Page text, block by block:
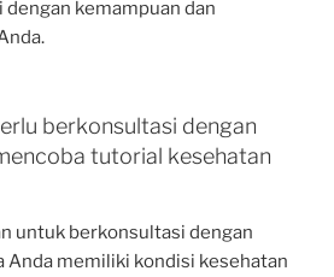
kemampuan dan
berkonsultasi dengan
tutorial kesehatan
untuk berkonsultasi dengan
Anda memiliki kondisi kesehatan